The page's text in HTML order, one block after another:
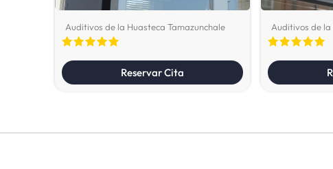
Auditivos de la Huasteca Tamazunchale
Reservar Cita
Auditivos de la